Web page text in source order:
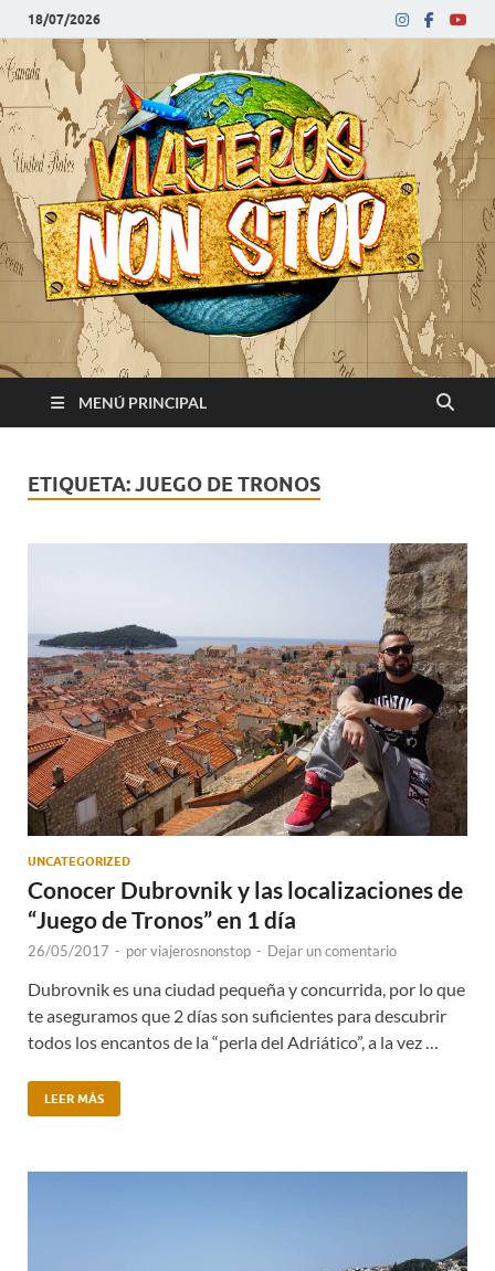
18/07/2026
Blog
de
viajes
MENÚ PRINCIPAL
ETIQUETA:JUEGO DE TRONOS
UNCATEGORIZED
Conocer Dubrovnik y las localizaciones de
“Juego de Tronos” en 1 día
26/05/2017 - porviajerosnonstop - Dejar un comentario
Dubrovnik es una ciudad pequeña y concurrida, por lo que
te aseguramos que 2 días son suficientes para descubrir
todos los encantos de la “perla del Adriático”, a la vez …
LEER MÁS